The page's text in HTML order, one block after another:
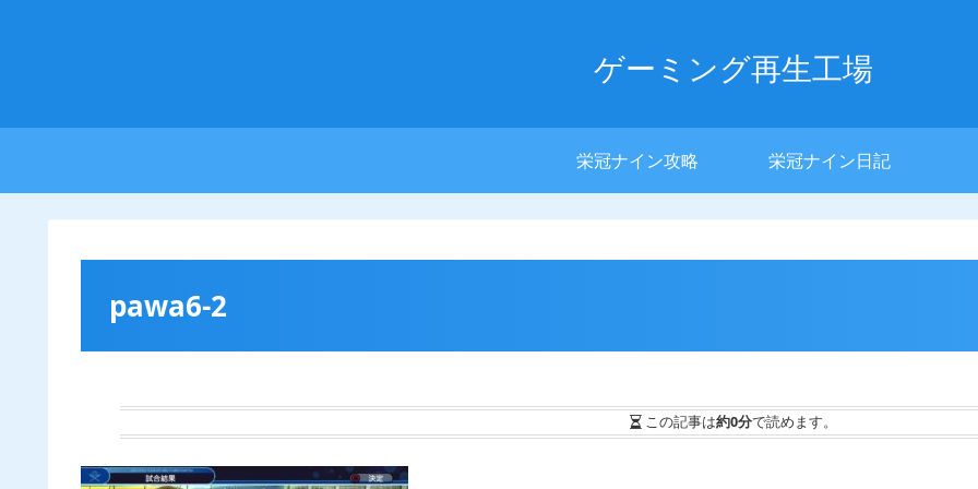
ゲーミング再生工場
栄冠ナイン攻略 栄冠ナイン日記
pawa6-2
この記事は約0分で読めます。